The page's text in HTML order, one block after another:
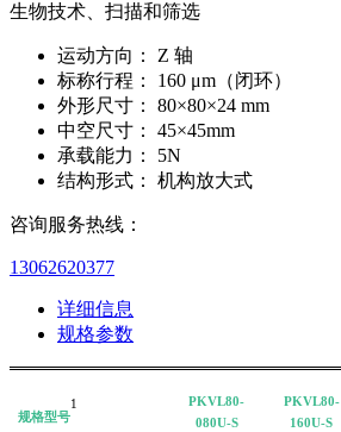
生物技术、扫描和筛选
运动方向：
Z 轴
标称行程：
160 μm（闭环）
外形尺寸：
80×80×24 mm
中空尺寸：
45×45mm
承载能力：
5N
结构形式：
机构放大式
咨询服务热线：
13062620377
详细信息
规格参数
规格型号
1
PKVL80-
080U-S
PKVL80-
160U-S